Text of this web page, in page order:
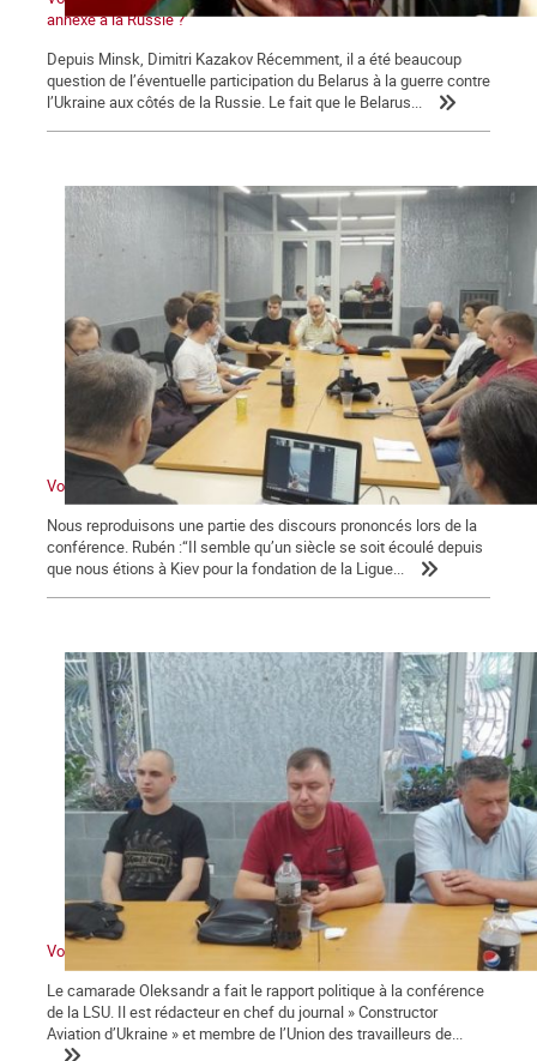
annexé à la Russie ?
Depuis Minsk, Dimitri Kazakov Récemment, il a été beaucoup
question de l’éventuelle participation du Belarus à la guerre contre
l’Ukraine aux côtés de la Russie. Le fait que le Belarus...
Voyage à Kiev IV : Apostilles
Nous reproduisons une partie des discours prononcés lors de la
conférence. Rubén :“Il semble qu’un siècle se soit écoulé depuis
que nous étions à Kiev pour la fondation de la Ligue...
Voyage à Kiev III : Entretien avec Oleksandr Paly
Le camarade Oleksandr a fait le rapport politique à la conférence
de la LSU. Il est rédacteur en chef du journal » Constructor
Aviation d’Ukraine » et membre de l’Union des travailleurs de...